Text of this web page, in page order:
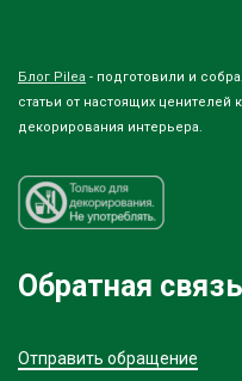
Блог Pilea - подготовили и
статьи от настоящих ценителей
декорирования интерьера.
Обратная связь
Отправить обращение